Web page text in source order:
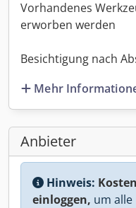
Vorhandenes
erworben werden
Besichtigung nach
Mehr
Anbieter
Hinweis:
einloggen, um